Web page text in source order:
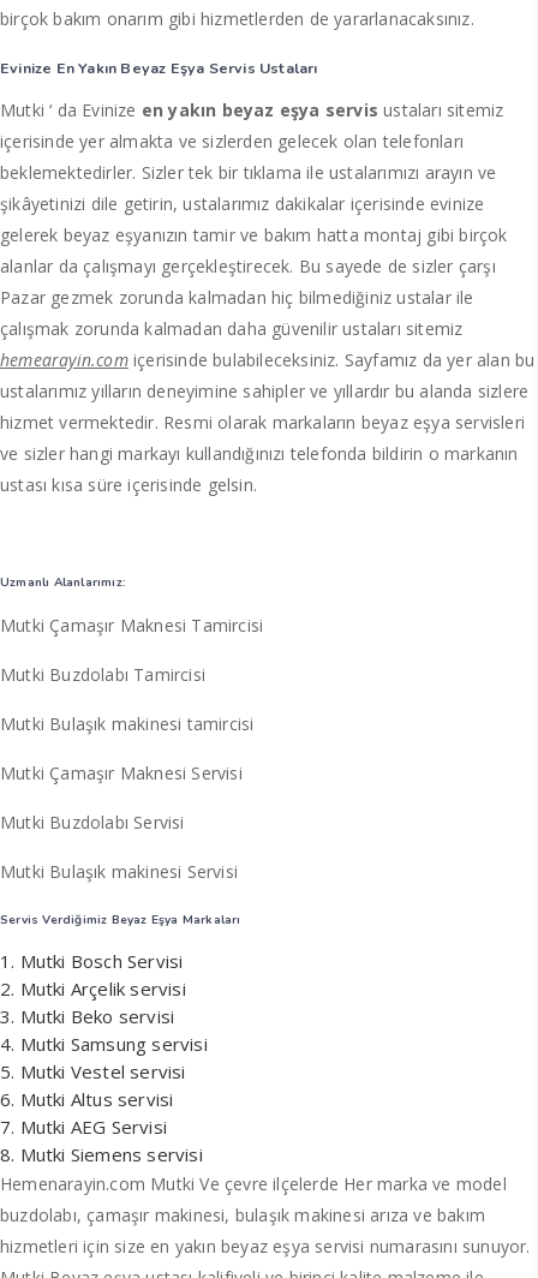
birçok bakım onarım gibi hizmetlerden de yararlanacaksınız.
Evinize En Yakın Beyaz Eşya Servis Ustaları
Mutki ‘ da Evinize en yakın beyaz eşya servis ustaları sitemiz
içerisinde yer almakta ve sizlerden gelecek olan telefonları
beklemektedirler. Sizler tek bir tıklama ile ustalarımızı arayın ve
şikâyetinizi dile getirin, ustalarımız dakikalar içerisinde evinize
gelerek beyaz eşyanızın tamir ve bakım hatta montaj gibi birçok
alanlar da çalışmayı gerçekleştirecek. Bu sayede de sizler çarşı
Pazar gezmek zorunda kalmadan hiç bilmediğiniz ustalar ile
çalışmak zorunda kalmadan daha güvenilir ustaları sitemiz
hemearayin.comiçerisinde bulabileceksiniz. Sayfamız da yer alan bu
ustalarımız yılların deneyimine sahipler ve yıllardır bu alanda sizlere
hizmet vermektedir. Resmi olarak markaların beyaz eşya servisleri
ve sizler hangi markayı kullandığınızı telefonda bildirin o markanın
ustası kısa süre içerisinde gelsin.
Uzmanlı Alanlarımız:
Mutki Çamaşır Maknesi Tamircisi
Mutki Buzdolabı Tamircisi
Mutki Bulaşık makinesi tamircisi
Mutki Çamaşır Maknesi Servisi
Mutki Buzdolabı Servisi
Mutki Bulaşık makinesi Servisi
Servis Verdiğimiz Beyaz Eşya Markaları
Mutki Bosch Servisi
Mutki Arçelik servisi
Mutki Beko servisi
Mutki Samsung servisi
Mutki Vestel servisi
Mutki Altus servisi
Mutki AEG Servisi
Mutki Siemens servisi
Hemenarayin.com Mutki Ve çevre ilçelerde Her marka ve model
buzdolabı, çamaşır makinesi, bulaşık makinesi arıza ve bakım
hizmetleri için size en yakın beyaz eşya servisi numarasını sunuyor.